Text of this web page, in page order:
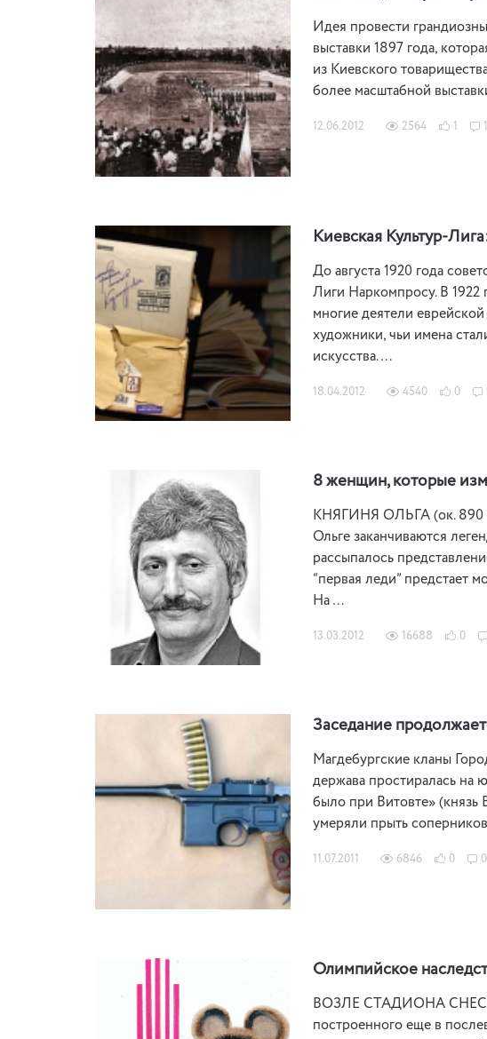
Идея провести
выставки 1897 года,
из Киевского
более масштабной
12.06.2012 2564
Киевская Культур-
До августа 1920 года
Лиги Наркомпросу. В 1922
многие деятели
художники, чьи имена
искусства. …
18.04.2012 4540 0
8 женщин, которые
КНЯГИНЯ ОЛЬГА (ок. 890 –
Ольге заканчиваются
рассыпалось
“первая леди” предстает
На …
13.03.2012 16688 0
Заседание
Магдебургские кланы
держава простиралась на
было при Витовте» (князь
умеряли прыть
11.07.2011 6846 0 0
Олимпийское
ВОЗЛЕ СТАДИОНА СНЕСЛИ
построенного еще в